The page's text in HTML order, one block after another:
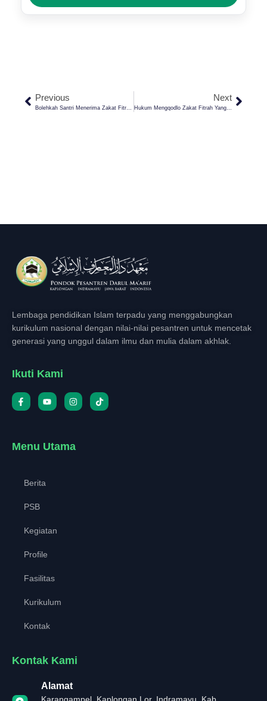
Previous Next
Hukum Mengqodlo Zakat Fitrah Yang Terlambat Ditunaikan Menurut Empat Madzhab
Lembaga pendidikan Islam terpadu yang menggabungkan
kurikulum nasional dengan nilai-nilai pesantren untuk mencetak
generasi yang unggul dalam ilmu dan mulia dalam akhlak.
Ikuti Kami
Menu Utama
Berita
PSB
Kegiatan
Profile
Fasilitas
Kurikulum
Kontak
Kontak Kami
Alamat